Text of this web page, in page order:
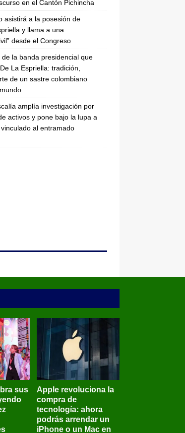
en el Cantón Pichincha
asistirá a la posesión de
y llama a una
desde el Congreso
la banda presidencial que
La Espriella: tradición,
de un sastre colombiano
amplía investigación por
activos y pone bajo la lupa a
al entramado
sus
Apple revoluciona la
compra de
tecnología: ahora
podrás arrendar un
iPhone o un Mac en